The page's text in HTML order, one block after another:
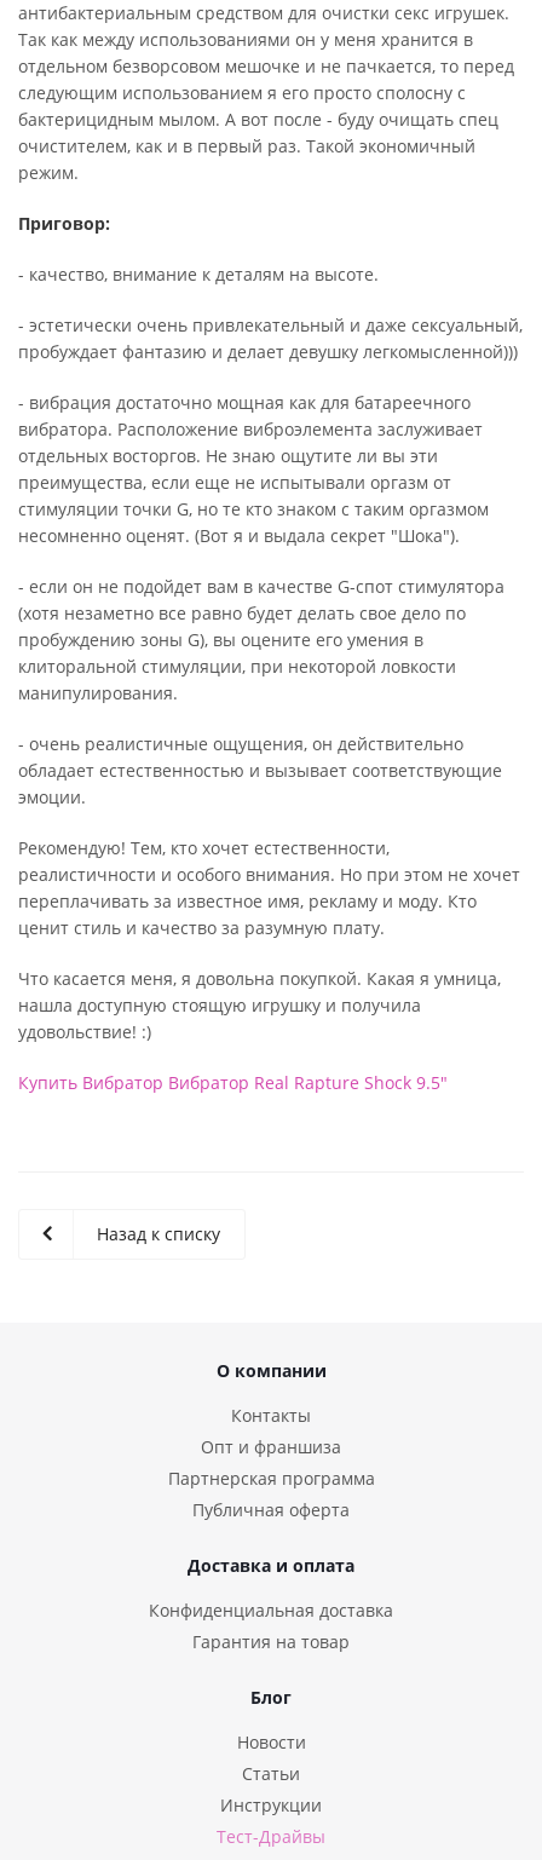
антибактериальным средством для очистки секс игрушек.
Так как между использованиями он у меня хранится в
отдельном безворсовом мешочке и не пачкается, то перед
следующим использованием я его просто сполосну с
бактерицидным мылом. А вот после - буду очищать спец
очистителем, как и в первый раз. Такой экономичный
режим.
Приговор:
- качество, внимание к деталям на высоте.
- эстетически очень привлекательный и даже сексуальный,
пробуждает фантазию и делает девушку легкомысленной)))
- вибрация достаточно мощная как для батареечного
вибратора. Расположение виброэлемента заслуживает
отдельных восторгов. Не знаю ощутите ли вы эти
преимущества, если еще не испытывали оргазм от
стимуляции точки G, но те кто знаком с таким оргазмом
несомненно оценят. (Вот я и выдала секрет "Шока").
- если он не подойдет вам в качестве G-спот стимулятора
(хотя незаметно все равно будет делать свое дело по
пробуждению зоны G), вы оцените его умения в
клиторальной стимуляции, при некоторой ловкости
манипулирования.
- очень реалистичные ощущения, он действительно
обладает естественностью и вызывает соответствующие
эмоции.
Рекомендую! Тем, кто хочет естественности,
реалистичности и особого внимания. Но при этом не хочет
переплачивать за известное имя, рекламу и моду. Кто
ценит стиль и качество за разумную плату.
Что касается меня, я довольна покупкой. Какая я умница,
нашла доступную стоящую игрушку и получила
удовольствие! :)
Купить Вибратор Вибратор Real Rapture Shock 9.5"
Назад к списку
О компании
Контакты
Опт и франшиза
Партнерская программа
Публичная оферта
Доставка и оплата
Конфиденциальная доставка
Гарантия на товар
Блог
Новости
Статьи
Инструкции
Тест-Драйвы